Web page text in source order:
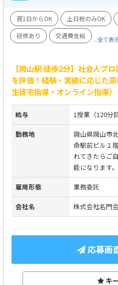
週1日からOK 土日祝のみOK
研修あり
交通費支給 ...全て表
【岡山駅 徒歩2分】社会人プ
を評価！経験・実績に応じた
生徒宅指導・オンライン指導）
給与 1授業（120分
勤務地
岡山県岡山市
命駅前ビル１
れてきたらご
能になります。
雇用形態 業務委託
会社名 株式会社名門会
応募画
キ